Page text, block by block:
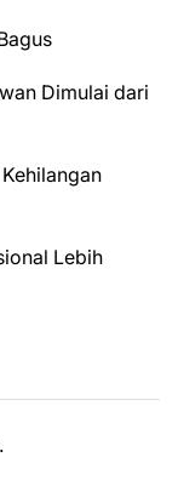
Dimulai dari
Lebih